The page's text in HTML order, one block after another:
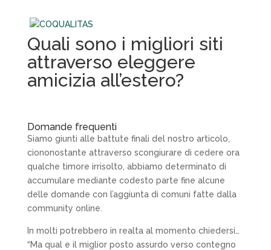
Quali sono i migliori siti
attraverso eleggere
amicizia all’estero?
Domande frequenti
Siamo giunti alle battute finali del nostro articolo,
ciononostante attraverso scongiurare di cedere ora
qualche timore irrisolto, abbiamo determinato di
accumulare mediante codesto parte fine alcune
delle domande con l’aggiunta di comuni fatte dalla
community online.
In molti potrebbero in realta al momento chiedersi…
“Ma qual e il miglior posto assurdo verso contegno